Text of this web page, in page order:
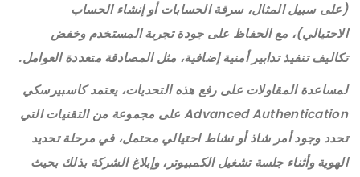
(على سبيل المثال، سرقة الحسابات أو إنشاء الحساب
الاحتيالي)، مع الحفاظ على جودة تجربة المستخدم وخفض
تكاليف تنفيذ تدابير أمنية إضافية، مثل المصادقة متعددة العوامل.
لمساعدة المقاولات على رفع هذه التحديات، يعتمد كاسبيرسكي
Advanced Authentication على مجموعة من التقنيات التي
تحدد وجود أمر شاذ أو نشاط احتيالي محتمل، في مرحلة تحديد
الهوية وأثناء جلسة تشغيل الكمبيوتر، وإبلاغ الشركة بذلك بحيث